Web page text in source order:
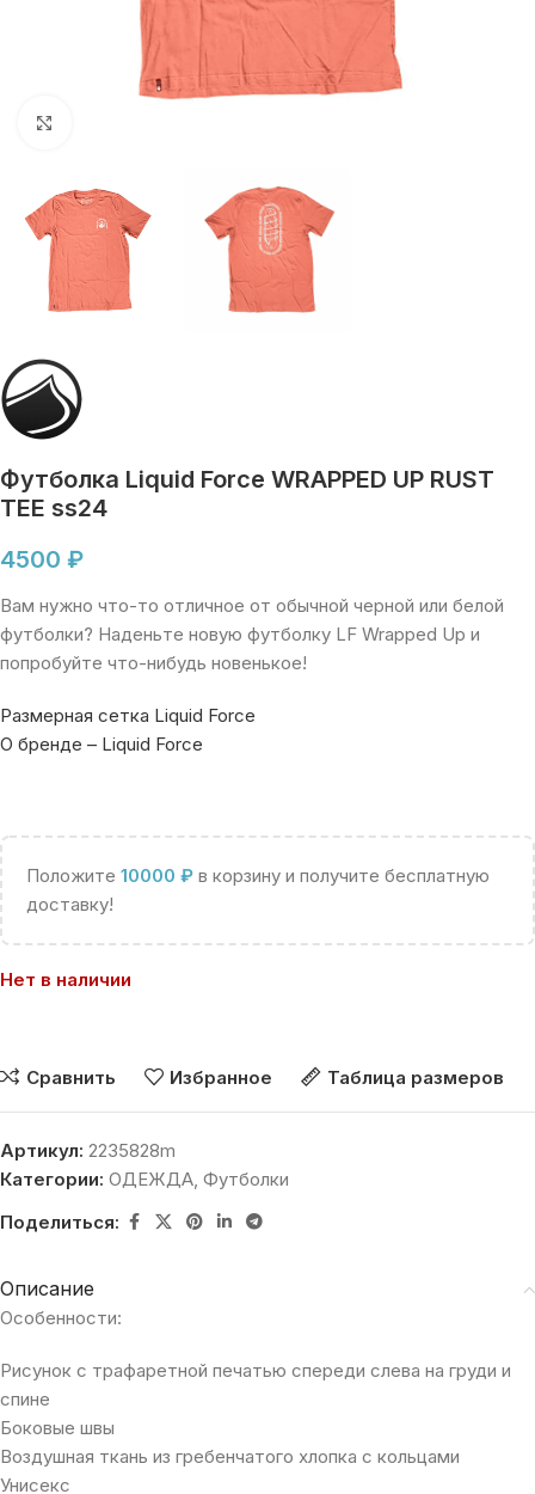
Футболка Liquid Force WRAPPED UP RUST
TEE ss24
4500 ₽
Вам нужно что-то отличное от обычной черной или белой
футболки? Наденьте новую футболку LF Wrapped Up и
попробуйте что-нибудь новенькое!
Размерная сетка Liquid Force
О бренде – Liquid Force
Положите 10000 ₽ в корзину и получите бесплатную
доставку!
Нет в наличии
Сравнить Избранное Таблица размеров
Артикул: 2235828m
Категории: ОДЕЖДА, Футболки
Поделиться:
Описание
Особенности:
Рисунок с трафаретной печатью спереди слева на груди и
спине
Боковые швы
Воздушная ткань из гребенчатого хлопка с кольцами
Унисекс